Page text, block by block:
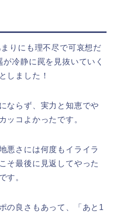
りにも理不尽で可哀想だ
冷静に罠を見抜いていく
しました！
ならず、実力と知恵でや
ッコよかったです。
悪さには何度もイライラ
そ最後に見返してやった
す。
の良さもあって、「あと1